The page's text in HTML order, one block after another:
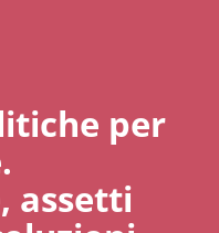
per
assetti